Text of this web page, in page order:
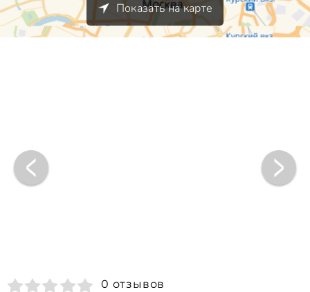
Показать на карте
0 отзывов